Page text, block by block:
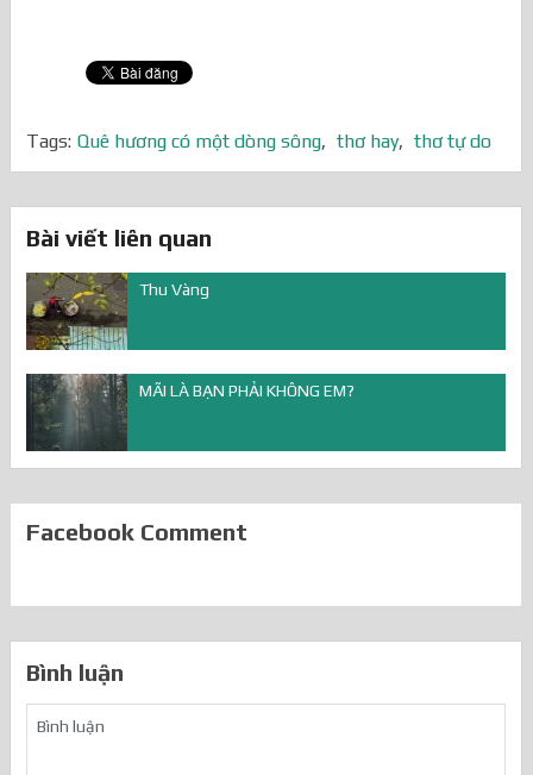
Tags: Quê hương có một dòng sông, thơ hay, thơ tự do
Bài viết liên quan
Thu Vàng
MÃI LÀ BẠN PHẢI KHÔNG EM?
Facebook Comment
Bình luận